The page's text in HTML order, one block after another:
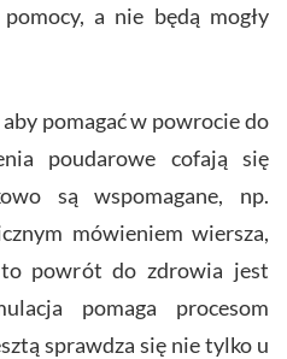
a nie będą mogły
pomagać w powrocie do
poudarowe cofają się
są wspomagane, np.
mówieniem wiersza,
powrót do zdrowia jest
pomaga procesom
sprawdza się nie tylko u